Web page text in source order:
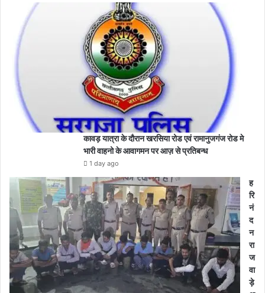
कावड़ यात्रा के दौरान खरसिया रोड एवं रामानुजगंज रोड मे
भारी वाहनो के आवागमन पर आज़ से प्रतिबन्ध
1 day ago
ह
रि
नं
द
न
रा
ज
वा
ड़े